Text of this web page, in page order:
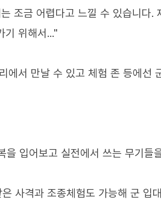
조금 어렵다고 느낄 수 있습니다.
기 위해서..."
에서 만날 수 있고 체험 존 등에선
을 입어보고 실전에서 쓰는 무기들
사격과 조종체험도 가능해 군 입